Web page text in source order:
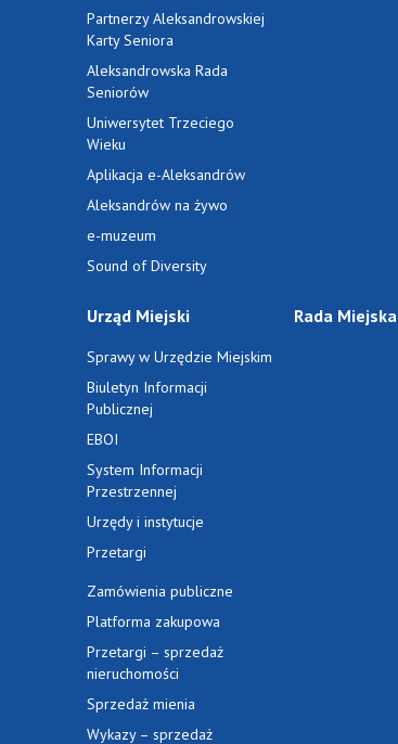
Partnerzy Aleksandrowskiej
Karty Seniora
Aleksandrowska Rada
Seniorów
Uniwersytet Trzeciego
Wieku
Aplikacja e-Aleksandrów
Aleksandrów na żywo
e-muzeum
Sound of Diversity
Urząd Miejski
Sprawy w Urzędzie Miejskim
Biuletyn Informacji
Publicznej
EBOI
System Informacji
Przestrzennej
Urzędy i instytucje
Przetargi
Zamówienia publiczne
Platforma zakupowa
Przetargi – sprzedaż
nieruchomości
Sprzedaż mienia
Wykazy – sprzedaż
Rada Miejska